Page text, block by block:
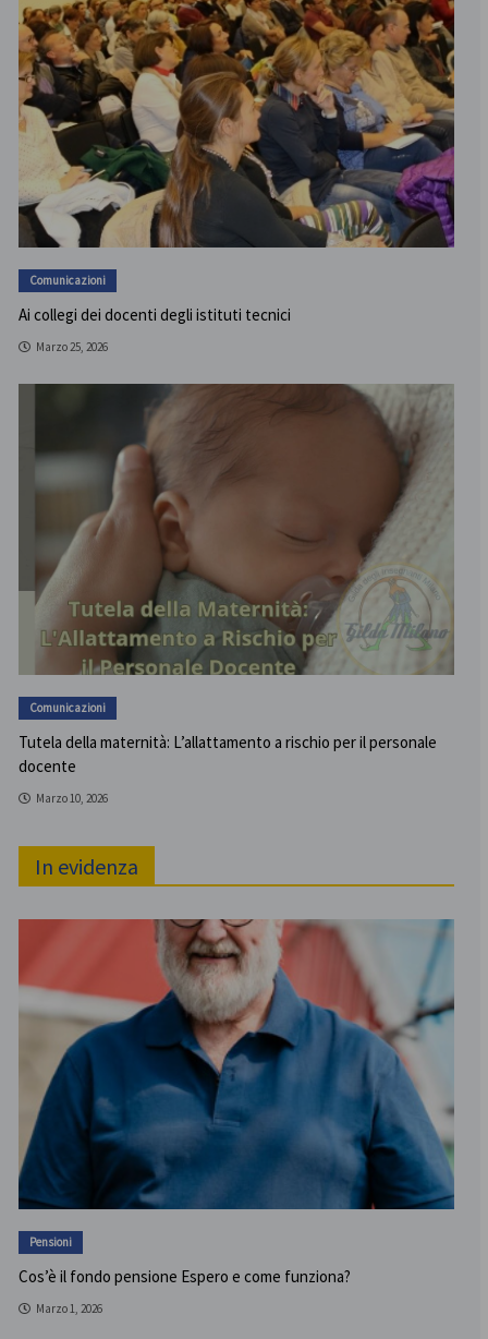
Comunicazioni
Ai collegi dei docenti degli istituti tecnici
Marzo 25, 2026
Comunicazioni
Tutela della maternità: L’allattamento a rischio per il personale
docente
Marzo 10, 2026
In evidenza
Pensioni
Cos’è il fondo pensione Espero e come funziona?
Marzo 1, 2026